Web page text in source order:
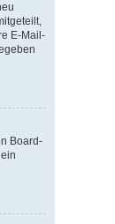
E-Mail-
Board-